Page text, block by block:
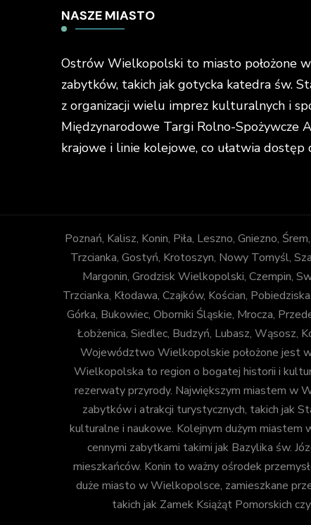
NASZE MIASTO
Ostrów Wielkopolski to miasto położone
zabytków, takich jak gotycka katedra św.
z organizacji wielu imprez kulturalnych i
Międzynarodowe Targi Rolno-Spożywcze
krajowe i linie kolejowe, co ułatwia dostęp
Poznań, Kalisz, Konin, Piła, Leszno, Gniezno,
Trzcianka, Gostyń, Krotoszyn, Nowy Tomyśl,
Margonin, Grodzisk Wielkopolski, Czempin,
Trzcianka, Kłodawa, Czajków, Kościan,
Górka, Bukowiec, Oborniki Śląskie, Mrocza,
Łobżenica, Siedlec, Budzyń, Lubasz, Wąsosz,
Województwo Wielkopolskie położone jest
Wielkopolska to region o bogatej historii i
rezerwaty przyrody. Największym miastem w
zabytków i atrakcji turystycznych, takich jak
kulturalne i naukowe. Kolejnym dużym
cennymi zabytkami takimi jak Bazylika św.
mieszkańców. Konin to ważny ośrodek
duże miasto w Wielkopolsce, zamieszkane
takich jak Zamek Książąt Pomorskich